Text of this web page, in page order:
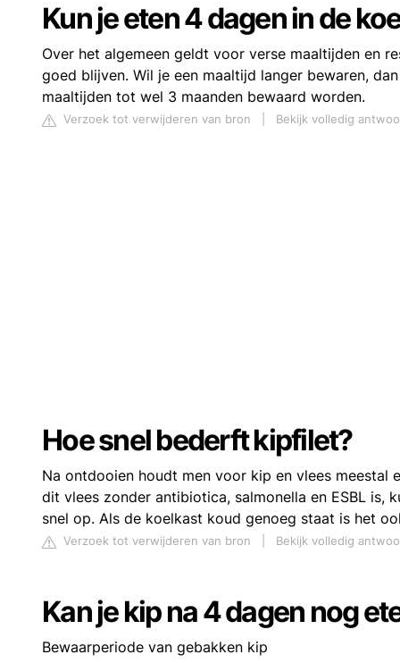
Kun je eten 4 dagen in de
Over het algemeen geldt voor verse maaltijden en
goed blijven. Wil je een maaltijd langer bewaren,
maaltijden tot wel 3 maanden bewaard worden.
Verzoek tot verwijderen van bron Bekijk volledig
Hoe snel bederft kipfilet?
Na ontdooien houdt men voor kip en vlees meestal
dit vlees zonder antibiotica, salmonella en ESBL is,
snel op. Als de koelkast koud genoeg staat is het
Verzoek tot verwijderen van bron Bekijk volledig
Kan je kip na 4 dagen nog
Bewaarperiode van gebakken kip